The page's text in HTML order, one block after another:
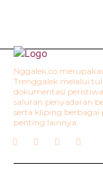
Nggalek.co
Trenggalek melalui
dokumentasi
saluran penyadaran
serta kliping berbagai
penting lainnya.